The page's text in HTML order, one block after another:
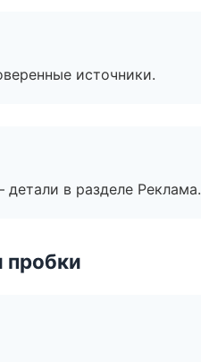
источники.
в разделе Реклама.
пробки